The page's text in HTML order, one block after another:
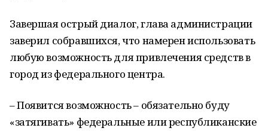
Завершая острый диалог, глава администрации
заверил собравшихся, что намерен использовать
любую возможность для привлечения средств в
город из федерального центра.
– Появится возможность – обязательно буду
«затягивать» федеральные или республиканские